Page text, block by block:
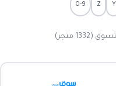
Y
Z
0-9
متجر)